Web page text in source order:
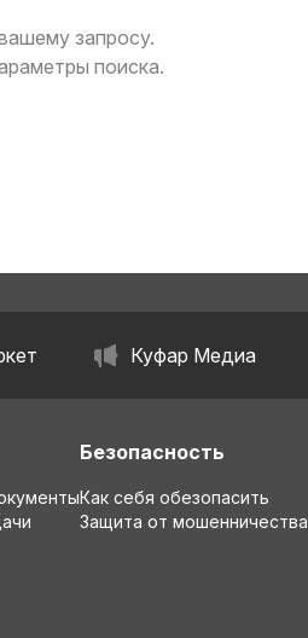
запросу.
поиска.
Куфар Медиа
Безопасность
Как себя обезопасить
Защита от мошенничества